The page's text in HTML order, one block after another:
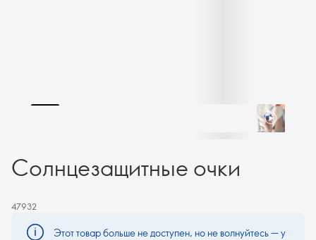
Солнцезащитные очки
47932
Этот товар больше не доступен, но не волнуйтесь — у